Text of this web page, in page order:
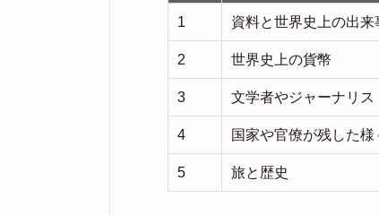
1 資料と世界史上の出来
2 世界史上の貨幣
3 文学者やジャーナリス
4 国家や官僚が残した様
5 旅と歴史